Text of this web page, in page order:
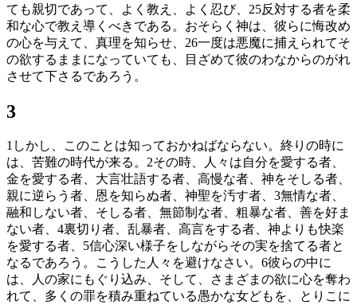
ても親切であって、よく教え、よく忍び、 25反対する者を柔
和な心で教え導くべきである。おそらく神は、彼らに悔改め
の心を与えて、真理を知らせ、 26一度は悪魔に捕えられてそ
の欲するままになっていても、目ざめて彼のわなからのがれ
させて下さるであろう。
3
1 しかし、このことは知っておかねばならない。終りの時に
は、苦難の時代が来る。 2その時、人々は自分を愛する者、
金を愛する者、大言壮語する者、高慢な者、神をそしる者、
親に逆らう者、恩を知らぬ者、神聖を汚す者、 3無情な者、
融和しない者、そしる者、無節制な者、粗暴な者、善を好ま
ない者、 4裏切り者、乱暴者、高言をする者、神よりも快楽
を愛する者、 5信心深い様子をしながらその実を捨てる者と
なるであろう。こうした人々を避けなさい。 6彼らの中に
は、人の家にもぐり込み、そして、さまざまの欲に心を奪わ
れて、多くの罪を積み重ねている愚かな女どもを、とりこに